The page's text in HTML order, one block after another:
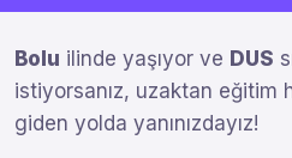
Bolu ilinde yaşıyor ve DUS
istiyorsanız, uzaktan eğitim
giden yolda yanınızdayız!